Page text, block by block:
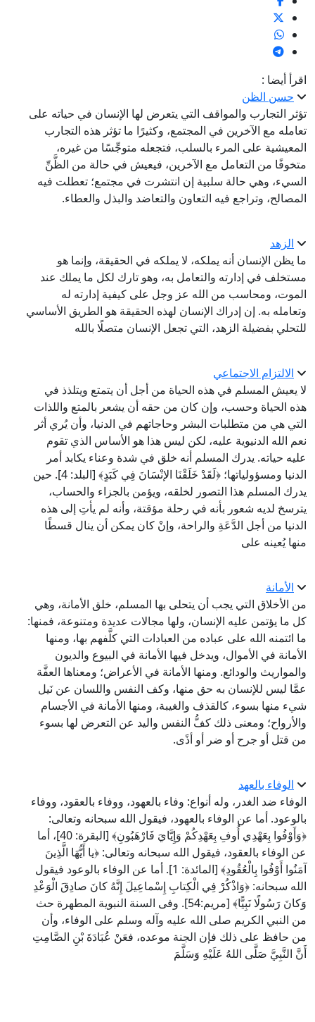
اقرأ أيضا :
حسن الظن
تؤثر التجارب والمواقف التي يتعرض لها الإنسان في حياته على
تعامله مع الآخرين في المجتمع، وكثيرًا ما تؤثر هذه التجارب
المعيشية على المرء بالسلب، فتجعله متوجِّسًا من غيره،
متخوفًا من التعامل مع الآخرين، فيعيش في حالة من الظَّنِّ
السيء، وهي حالة سلبية إن انتشرت في مجتمع؛ تعطلت فيه
المصالح، وتراجع فيه التعاون والتعاضد والبذل والعطاء.
الزهد
ما يظن الإنسان أنه يملكه، لا يملكه في الحقيقة، وإنما هو
مستخلف في إدارته والتعامل به، وهو تارك لكل ما يملك عند
الموت، ومحاسب من الله عز وجل على كيفية إدارته له
وتعامله به. إن إدراك الإنسان لهذه الحقيقة هو الطريق الأساسي
للتحلي بفضيلة الزهد، التي تجعل الإنسان متصلًا بالله
الالتزام الاجتماعي
لا يعيش المسلم في هذه الحياة من أجل أن يتمتع ويتلذذ في
هذه الحياة وحسب، وإن كان من حقه أن يشعر بالمتع واللذات
التي هي من متطلبات البشر وحاجاتهم في الدنيا، وأن يُري أثر
نعم الله الدنيوية عليه، لكن ليس هذا هو الأساس الذي تقوم
عليه حياته. يدرك المسلم أنه خلق في شدة وعناء يكابد أمر
الدنيا ومسؤولياتها؛ ﴿لَقَدْ خَلَقْنَا الإنْسَانَ فِي كَبَدٍ﴾ [البلد: 4]. حين
يدرك المسلم هذا التصور لخلقه، ويؤمن بالجزاء والحساب،
يترسخ لديه شعور بأنه في رحلة مؤقتة، وأنه لم يأتِ إلى هذه
الدنيا من أجل الدَّعَةِ والراحة، وإنْ كان يمكن أن ينال قسطًا
منها يُعينه على
الأمانة
من الأخلاق التي يجب أن يتحلى بها المسلم، خلق الأمانة، وهي
كل ما يؤتمن عليه الإنسان، ولها مجالات عديدة ومتنوعة، فمنها:
ما ائتمنه الله على عباده من العبادات التي كلَّفهم بها، ومنها
الأمانة في الأموال، ويدخل فيها الأمانة في البيوع والديون
والمواريث والودائع. ومنها الأمانة في الأعراض؛ ومعناها العفَّة
عمَّا ليس للإنسان به حق منها، وكف النفس واللسان عن نَيل
شيء منها بسوء، كالقذف والغيبة، ومنها الأمانة في الأجسام
والأرواح؛ ومعنى ذلك كفُّ النفس واليد عن التعرض لها بسوء
من قتل أو جرح أو ضر أو أذًى.
الوفاء بالعهد
الوفاء ضد الغدر، وله أنواع: وفاء بالعهود، ووفاء بالعقود، ووفاء
بالوعود. أما عن الوفاء بالعهود، فيقول الله سبحانه وتعالى:
﴿وَأَوْفُوا بِعَهْدِي أُوفِ بِعَهْدِكُمْ وَإِيَّايَ فَارْهَبُونِ﴾ [البقرة: 40]، أما
عن الوفاء بالعقود، فيقول الله سبحانه وتعالى: ﴿يا أَيُّهَا الَّذِينَ
آمَنُوا أَوْفُوا بِالْعُقُودِ﴾ [المائدة: 1]. أما عن الوفاء بالوعود فيقول
الله سبحانه: ﴿وَاذْكُرْ فِي الْكِتابِ إِسْماعِيلَ إِنَّهُ كانَ صادِقَ الْوَعْدِ
وَكانَ رَسُولًا نَبِيًّا﴾ [مريم:54]. وفى السنة النبوية المطهرة حث
من النبي الكريم صلى الله عليه وآله وسلم على الوفاء، وأن
من حافظ على ذلك فإن الجنة موعده، فعَنْ عُبَادَةَ بْنِ الصَّامِتِ
أَنَّ النَّبِيَّ صَلَّى اللهُ عَلَيْهِ وَسَلَّمَ